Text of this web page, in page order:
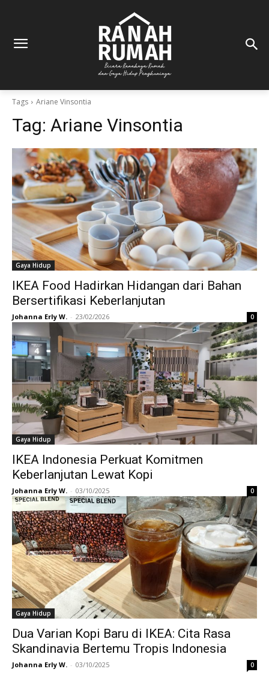
Tags Ariane Vinsontia
Tag: Ariane Vinsontia
Gaya Hidup
IKEA Food Hadirkan Hidangan dari Bahan
Bersertifikasi Keberlanjutan
Johanna Erly W. - 23/02/2026 0
Gaya Hidup
IKEA Indonesia Perkuat Komitmen
Keberlanjutan Lewat Kopi
Johanna Erly W. - 03/10/2025 0
Gaya Hidup
Dua Varian Kopi Baru di IKEA: Cita Rasa
Skandinavia Bertemu Tropis Indonesia
Johanna Erly W. - 03/10/2025 0